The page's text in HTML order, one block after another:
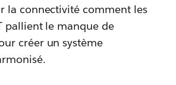
la connectivité comment les
pallient le manque de
créer un système